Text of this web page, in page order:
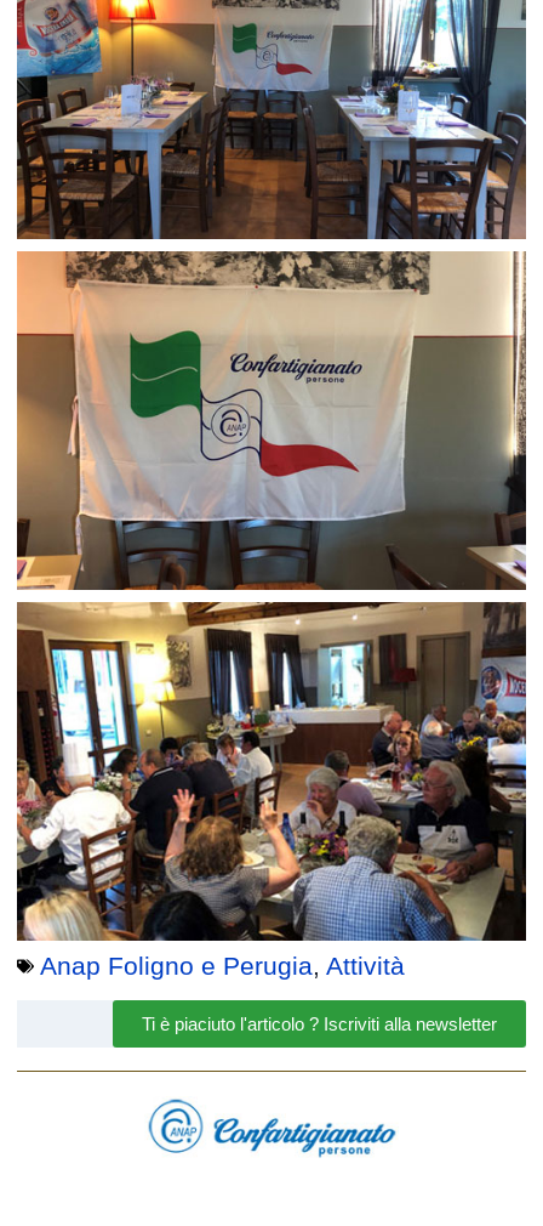
Anap Foligno e Perugia,Attività
Ti è piaciuto l'articolo ? Iscriviti alla newsletter